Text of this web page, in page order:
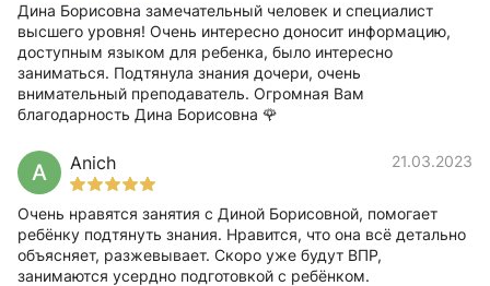
Дина Борисовна замечательный человек и специалист
высшего уровня! Очень интересно доносит информацию,
доступным языком для ребенка, было интересно
заниматься. Подтянула знания дочери, очень
внимательный преподаватель. Огромная Вам
благодарность Дина Борисовна 🌹
A Anich 21.03.2023
Очень нравятся занятия с Диной Борисовной, помогает
ребёнку подтянуть знания. Нравится, что она всё детально
объясняет, разжевывает. Скоро уже будут ВПР,
занимаются усердно подготовкой с ребёнком.